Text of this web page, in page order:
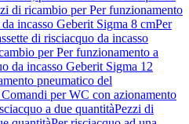
di ricambio per Per funzionamento
incasso Geberit Sigma 8 cmPer
di risciacquo da incasso
per Per funzionamento a
da incasso Geberit Sigma 12
pneumatico del
per WC con azionamento
a due quantitàPezzi di